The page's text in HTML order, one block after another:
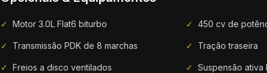
✓ Motor 3.0L Flat6 biturbo ✓ 450 cv de
✓ Transmissão PDK de 8 marchas ✓ Tração traseira
✓ Freios a disco ventilados ✓ Suspensão ativa